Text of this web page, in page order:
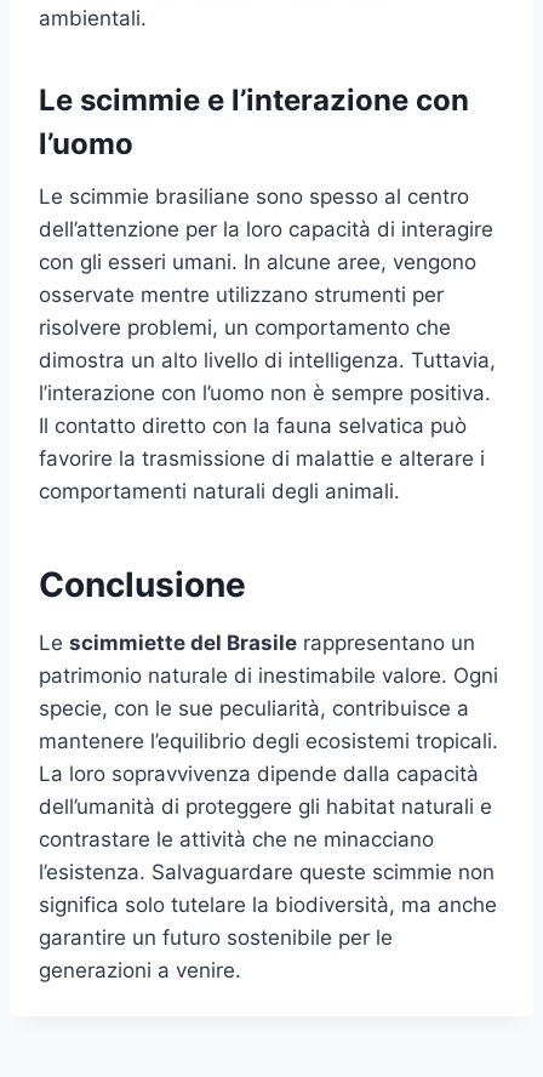
ambientali.
Le scimmie e l’interazione con
l’uomo
Le scimmie brasiliane sono spesso al centro
dell’attenzione per la loro capacità di interagire
con gli esseri umani. In alcune aree, vengono
osservate mentre utilizzano strumenti per
risolvere problemi, un comportamento che
dimostra un alto livello di intelligenza. Tuttavia,
l’interazione con l’uomo non è sempre positiva.
Il contatto diretto con la fauna selvatica può
favorire la trasmissione di malattie e alterare i
comportamenti naturali degli animali.
Conclusione
Le scimmiette del Brasile rappresentano un
patrimonio naturale di inestimabile valore. Ogni
specie, con le sue peculiarità, contribuisce a
mantenere l’equilibrio degli ecosistemi tropicali.
La loro sopravvivenza dipende dalla capacità
dell’umanità di proteggere gli habitat naturali e
contrastare le attività che ne minacciano
l’esistenza. Salvaguardare queste scimmie non
significa solo tutelare la biodiversità, ma anche
garantire un futuro sostenibile per le
generazioni a venire.